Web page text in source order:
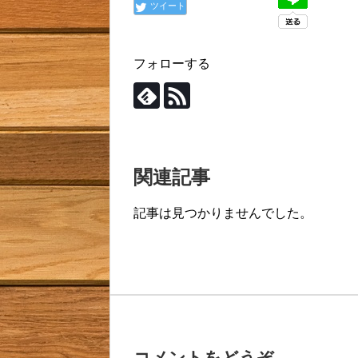
ツイート
フォローする
関連記事
記事は見つかりませんでした。